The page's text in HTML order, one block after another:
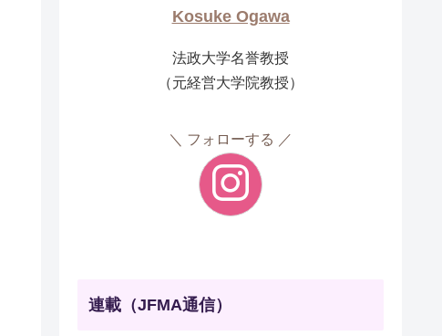
Kosuke Ogawa
法政大学名誉教授
（元経営大学院教授）
フォローする
連載（JFMA通信）